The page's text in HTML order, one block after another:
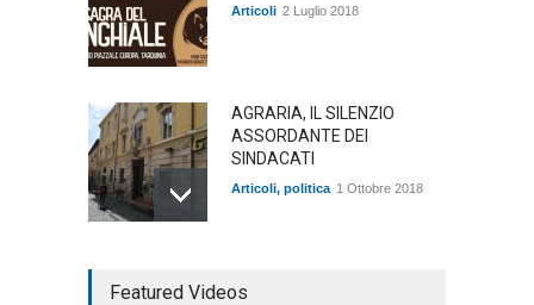
Articoli 2 Luglio 2018
AGRARIA, IL SILENZIO
ASSORDANTE DEI
SINDACATI
Articoli, politica 1 Ottobre 2018
COMMEDIA"
Featured Videos